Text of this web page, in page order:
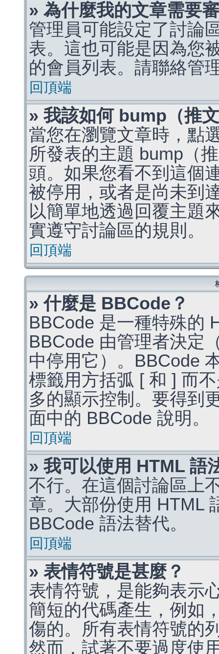
» 為什麼我的文章需要
管理員可能設定了討論
表。這也可能是因為您
的會員列表。請聯絡管
回頂端
» 我該如何 bump（推
當您在瀏覽文章時，點
所發表的主題 bump（
頭。如果您看不到這個
被停用，或者是尚未到
以簡單地透過回覆主題
實遵守討論區的規則。
回頂端
» 什麼是 BBCode？
BBCode 是一種特殊的
BBCode 由管理者決定
中停用它）。BBCode
標籤用方括弧 [ 和 ] 而
多的顯示控制。要得到
面中的 BBCode 說明。
回頂端
» 我可以使用 HTML 語
不行。在這個討論區上
章。大部份使用 HTML
BBCode 語法替代。
回頂端
» 表情符號是甚麼？
表情符號，是能夠表示
簡短的代碼產生，例如
傷的。所有表情符號的
然而，試著不要過度使